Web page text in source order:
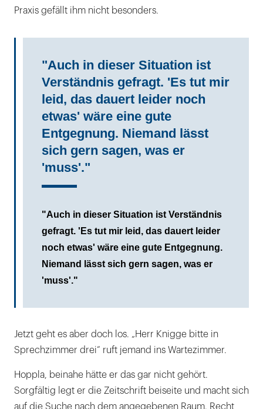
Praxis gefällt ihm nicht besonders.
"Auch in dieser Situation ist
Verständnis gefragt. 'Es tut mir
leid, das dauert leider noch
etwas' wäre eine gute
Entgegnung. Niemand lässt
sich gern sagen, was er
'muss'."
"Auch in dieser Situation ist Verständnis
gefragt. 'Es tut mir leid, das dauert leider
noch etwas' wäre eine gute Entgegnung.
Niemand lässt sich gern sagen, was er
'muss'."
Jetzt geht es aber doch los. „Herr Knigge bitte in
Sprechzimmer drei“ ruft jemand ins Wartezimmer.
Hoppla, beinahe hätte er das gar nicht gehört.
Sorgfältig legt er die Zeitschrift beiseite und macht sich
auf die Suche nach dem angegebenen Raum. Recht